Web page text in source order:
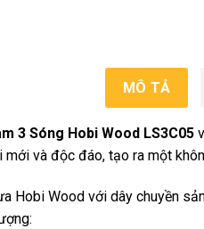
MÔ TẢ
3 Sóng Hobi Wood LS3C05
và độc đáo, tạo ra một
Hobi Wood với dây chuyền